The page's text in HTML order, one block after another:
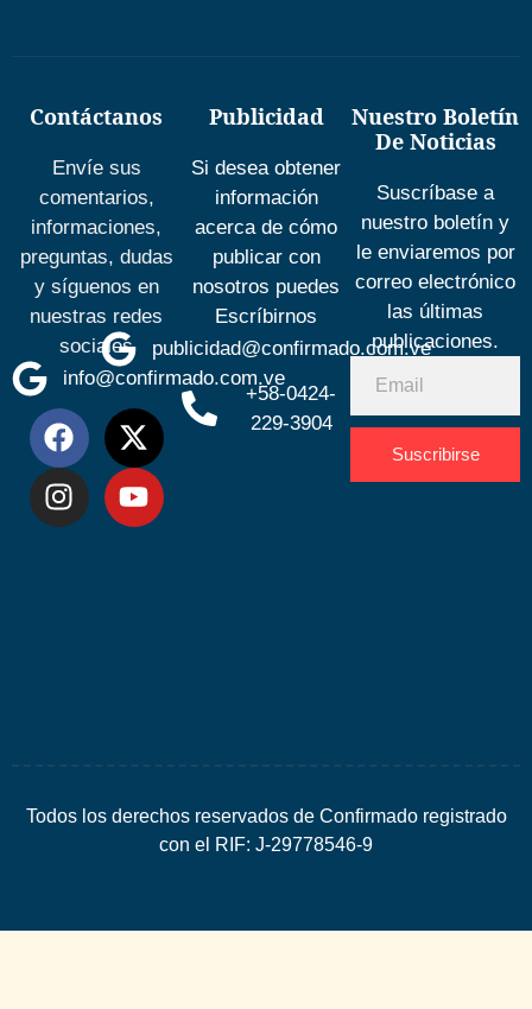
Contáctanos
Envíe sus
comentarios,
informaciones,
preguntas, dudas
y síguenos en
nuestras redes
sociales
info@confirmado.com.ve
Publicidad
Si desea obtener
información
acerca de cómo
publicar con
nosotros puedes
Escríbirnos
publicidad@confirmado.com.ve
+58-0424-
229-3904
Nuestro Boletín
De Noticias
Suscríbase a
nuestro boletín y
le enviaremos por
correo electrónico
las últimas
publicaciones.
Suscribirse
Todos los derechos reservados de Confirmado registrado
con el RIF: J-29778546-9